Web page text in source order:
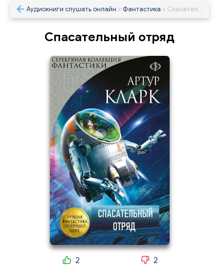
Аудиокниги слушать онлайн » Фантастика » Спасательный отряд
Спасательный отряд
2 2